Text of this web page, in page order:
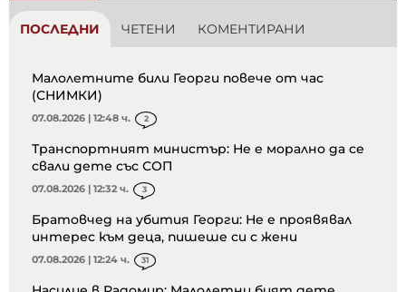
ПОСЛЕДНИ ЧЕТЕНИ КОМЕНТИРАНИ
Малолетните били Георги повече от час
(СНИМКИ)
07.08.2026 | 12:48 ч. 2
Транспортният министър: Не е морално да се
свали дете със СОП
07.08.2026 | 12:32 ч. 3
Братовчед на убития Георги: Не е проявявал
интерес към деца, пишеше си с жени
07.08.2026 | 12:24 ч. 31